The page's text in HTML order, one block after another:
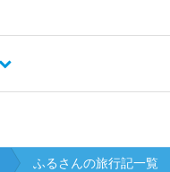
ふるさんの旅行記一覧